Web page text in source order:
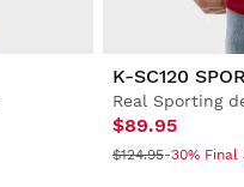
K-SC120
$89.95
$124.95-30% Final